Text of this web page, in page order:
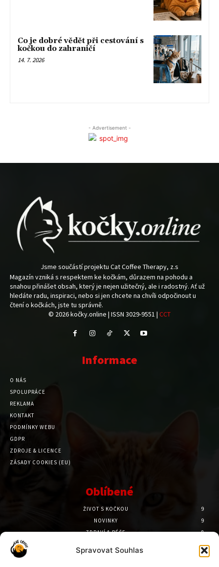
Spravovat Souhlas
Co je dobré vědět při cestování s
kočkou do zahraničí
14. 7. 2026
- Advertisement -
Jsme součástí projektu Cat Coffee Therapy, z.s
Magazín vzniká s respektem ke kočkám, důrazem na pohodu a
snahou přinášet obsah, který je nejen užitečný, ale i radostný. Ať už
hledáte radu, inspiraci, nebo si jen chcete na chvíli odpočinout u
čtení o kočkách, jste tu správně.
© 2026 kočky.online | ISSN 3029-9551 | CCT
Informace
O NÁS
SPOLUPRÁCE
REKLAMA
KONTAKT
PODMÍNKY WEBU
GDPR
ZDROJE & LICENCE
ZÁSADY COOKIES (EU)
Oblíbené
ŽIVOT S KOČKOU
9
NOVINKY
9
ZDRAVÍ & PÉČE
8
7
6